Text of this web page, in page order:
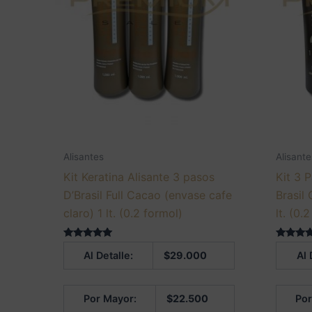
Alisantes
Kit Keratina Alisante 3 pasos
D’Brasil Full Cacao (envase cafe
claro) 1 lt. (0.2 formol)
Al Detalle: $29.000
Por Mayor: $22.500
Kit 3
Brasil
lt.
Al